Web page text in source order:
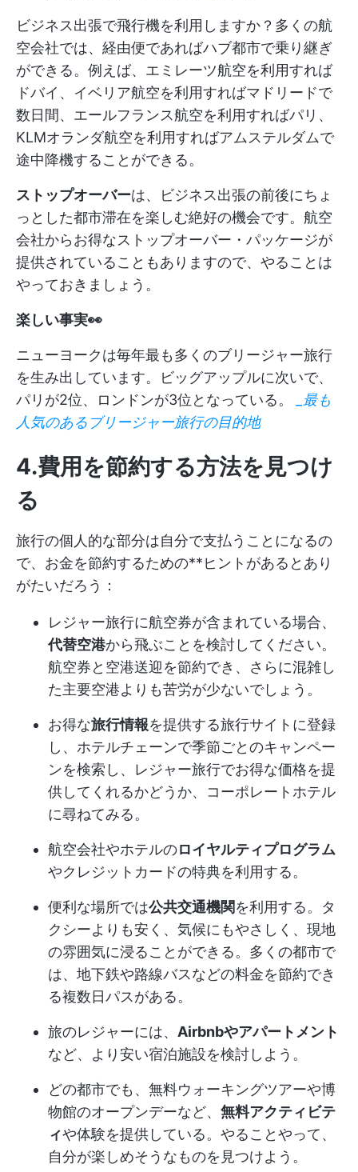
ビジネス出張で飛行機を利用しますか？多くの航
空会社では、経由便であればハブ都市で乗り継ぎ
ができる。例えば、エミレーツ航空を利用すれば
ドバイ、イベリア航空を利用すればマドリードで
数日間、エールフランス航空を利用すればパリ、
KLMオランダ航空を利用すればアムステルダムで
途中降機することができる。
ストップオーバーは、ビジネス出張の前後にちょ
っとした都市滞在を楽しむ絶好の機会です。航空
会社からお得なストップオーバー・パッケージが
提供されていることもありますので、やることは
やっておきましょう。
楽しい事実👀
ニューヨークは毎年最も多くのブリージャー旅行
を生み出しています。ビッグアップルに次いで、
パリが2位、ロンドンが3位となっている。
_最も
人気のあるブリージャー旅行の目的地
4.費用を節約する方法を見つけ
る
旅行の個人的な部分は自分で支払うことになるの
で、お金を節約するための**ヒントがあるとあり
がたいだろう：
レジャー旅行に航空券が含まれている場合、
代替空港から飛ぶことを検討してください。
航空券と空港送迎を節約でき、さらに混雑し
た主要空港よりも苦労が少ないでしょう。
お得な旅行情報を提供する旅行サイトに登録
し、ホテルチェーンで季節ごとのキャンペー
ンを検索し、レジャー旅行でお得な価格を提
供してくれるかどうか、コーポレートホテル
に尋ねてみる。
航空会社やホテルのロイヤルティプログラム
やクレジットカードの特典を利用する。
便利な場所では公共交通機関を利用する。タ
クシーよりも安く、気候にもやさしく、現地
の雰囲気に浸ることができる。多くの都市で
は、地下鉄や路線バスなどの料金を節約でき
る複数日パスがある。
旅のレジャーには、 Airbnbやアパートメント
など、より安い宿泊施設を検討しよう。
どの都市でも、無料ウォーキングツアーや博
物館のオープンデーなど、 無料アクティビテ
ィや体験を提供している。やることやって、
自分が楽しめそうなものを見つけよう。